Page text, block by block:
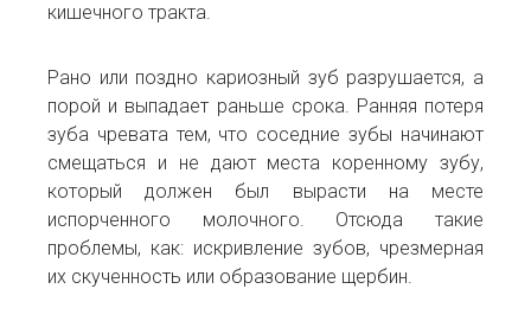
кишечного тракта.
Рано или поздно кариозный зуб разрушается, а
порой и выпадает раньше срока. Ранняя потеря
зуба чревата тем, что соседние зубы начинают
смещаться и не дают места коренному зубу,
который должен был вырасти на месте
испорченного молочного. Отсюда такие
проблемы, как: искривление зубов, чрезмерная
их скученность или образование щербин.